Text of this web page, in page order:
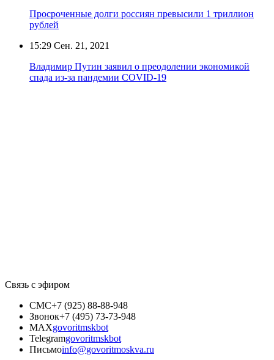
Просроченные долги россиян превысили 1 триллион
рублей
15:29 Сен. 21, 2021
Владимир Путин заявил о преодолении экономикой
спада из-за пандемии COVID-19
Связь с эфиром
СМС+7 (925) 88-88-948
Звонок+7 (495) 73-73-948
MAXgovoritmskbot
Telegramgovoritmskbot
Письмоinfo@govoritmoskva.ru